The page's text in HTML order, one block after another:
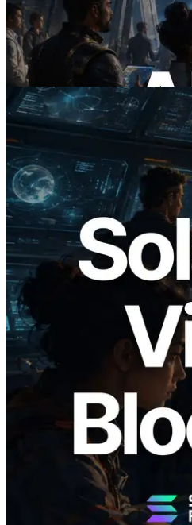
에이전트가 필요한
제하는 시대
이 글 읽기
2026.05.24
Validators Solutions,
이저 공개 — slot 단위
담당 검증자 시각화